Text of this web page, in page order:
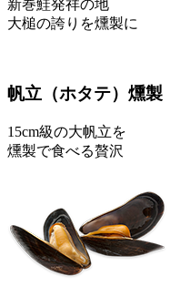
新巻鮭発祥の地
大槌の誇りを燻製に
帆立 （ホタテ） 燻製
15cm級の大帆立を
燻製で食べる贅沢